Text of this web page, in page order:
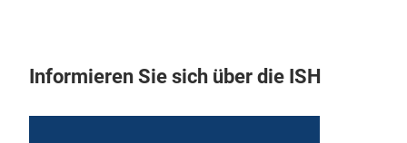
Informieren Sie sich über die ISH